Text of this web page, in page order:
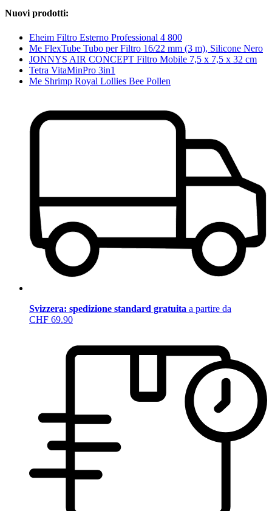
Nuovi prodotti:
Eheim Filtro Esterno Professional 4 800
Me FlexTube Tubo per Filtro 16/22 mm (3 m), Silicone Nero
JONNYS AIR CONCEPT Filtro Mobile 7,5 x 7,5 x 32 cm
Tetra VitaMinPro 3in1
Me Shrimp Royal Lollies Bee Pollen
Svizzera: spedizione standard gratuita a partire da
CHF 69.90